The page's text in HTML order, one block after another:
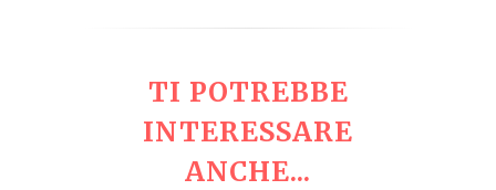
TI POTREBBE
INTERESSARE
ANCHE...